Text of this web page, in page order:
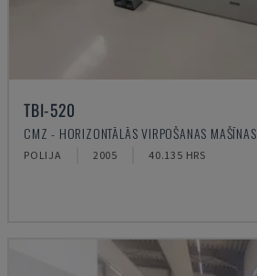
TBI-520
CMZ - HORIZONTĀLĀS VIRPOŠANAS MAŠĪNAS
POLIJA 2005 40.135 HRS